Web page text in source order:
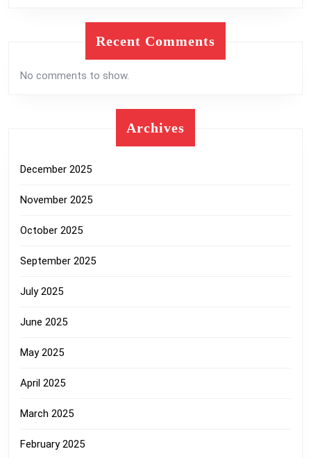
Recent Comments
No comments to show.
Archives
December 2025
November 2025
October 2025
September 2025
July 2025
June 2025
May 2025
April 2025
March 2025
February 2025